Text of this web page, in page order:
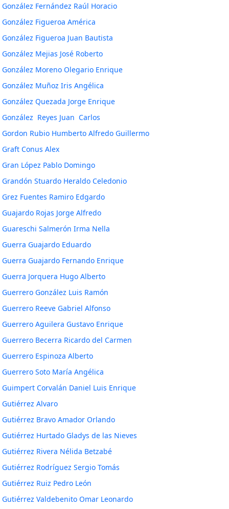
González Fernández Raúl Horacio
González Figueroa América
González Figueroa Juan Bautista
González Mejias José Roberto
González Moreno Olegario Enrique
González Muñoz Iris Angélica
González Quezada Jorge Enrique
González Reyes Juan Carlos
Gordon Rubio Humberto Alfredo Guillermo
Graft Conus Alex
Gran López Pablo Domingo
Grandón Stuardo Heraldo Celedonio
Grez Fuentes Ramiro Edgardo
Guajardo Rojas Jorge Alfredo
Guareschi Salmerón Irma Nella
Guerra Guajardo Eduardo
Guerra Guajardo Fernando Enrique
Guerra Jorquera Hugo Alberto
Guerrero González Luis Ramón
Guerrero Reeve Gabriel Alfonso
Guerrero Aguilera Gustavo Enrique
Guerrero Becerra Ricardo del Carmen
Guerrero Espinoza Alberto
Guerrero Soto María Angélica
Guimpert Corvalán Daniel Luis Enrique
Gutiérrez Alvaro
Gutiérrez Bravo Amador Orlando
Gutiérrez Hurtado Gladys de las Nieves
Gutiérrez Rivera Nélida Betzabé
Gutiérrez Rodríguez Sergio Tomás
Gutiérrez Ruiz Pedro León
Gutiérrez Valdebenito Omar Leonardo